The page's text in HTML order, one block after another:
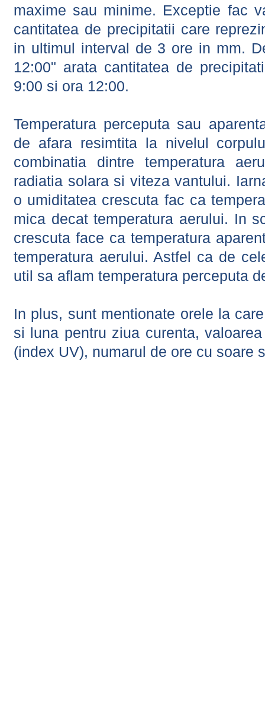
maxime sau minime. Exceptie fac
cantitatea de precipitatii care
in ultimul interval de 3 ore in mm.
12:00" arata cantitatea de
9:00 si ora 12:00.
Temperatura perceputa sau
de afara resimtita la nivelul
combinatia dintre temperatura
radiatia solara si viteza vantului.
o umiditatea crescuta fac ca
mica decat temperatura aerului. In
crescuta face ca temperatura
temperatura aerului. Astfel ca de
util sa aflam temperatura perceputa
In plus, sunt mentionate orele la
si luna pentru ziua curenta,
(index UV), numarul de ore cu soare